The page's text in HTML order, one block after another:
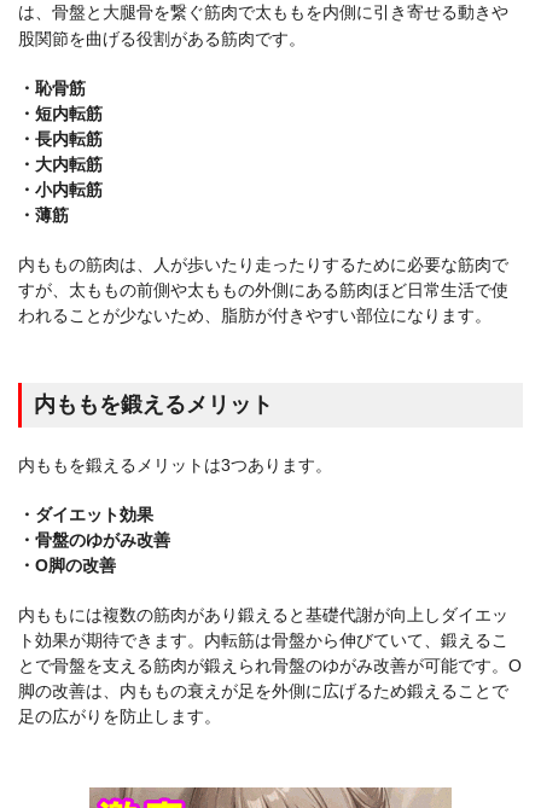
は、骨盤と大腿骨を繋ぐ筋肉で太ももを内側に引き寄せる動きや
股関節を曲げる役割がある筋肉です。
・恥骨筋
・短内転筋
・長内転筋
・大内転筋
・小内転筋
・薄筋
内ももの筋肉は、人が歩いたり走ったりするために必要な筋肉で
すが、太ももの前側や太ももの外側にある筋肉ほど日常生活で使
われることが少ないため、脂肪が付きやすい部位になります。
内ももを鍛えるメリット
内ももを鍛えるメリットは3つあります。
・ダイエット効果
・骨盤のゆがみ改善
・O脚の改善
内ももには複数の筋肉があり鍛えると基礎代謝が向上しダイエッ
ト効果が期待できます。内転筋は骨盤から伸びていて、鍛えるこ
とで骨盤を支える筋肉が鍛えられ骨盤のゆがみ改善が可能です。O
脚の改善は、内ももの衰えが足を外側に広げるため鍛えることで
足の広がりを防止します。